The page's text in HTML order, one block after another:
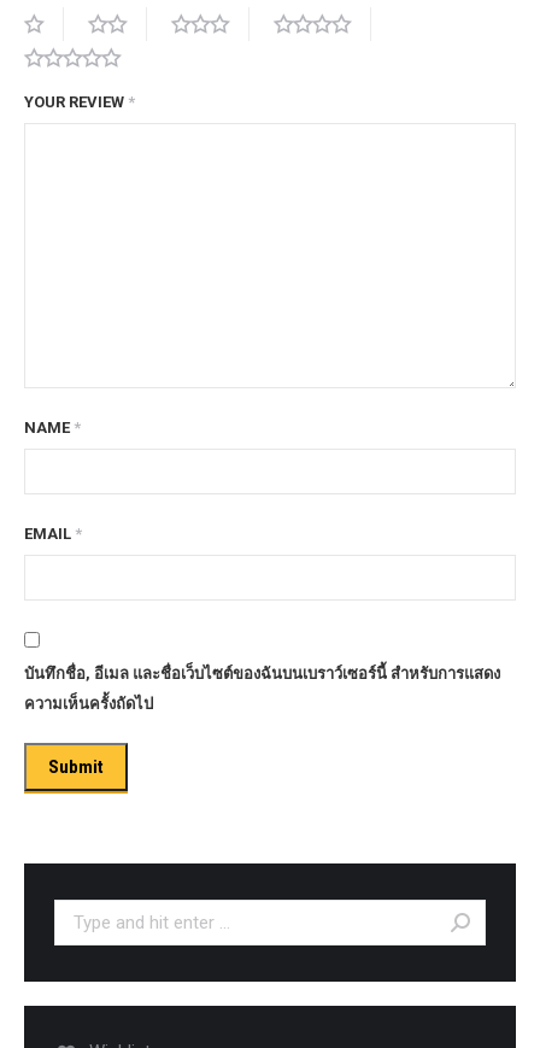
YOUR REVIEW *
NAME *
EMAIL *
บันทึกชื่อ, อีเมล และชื่อเว็บไซต์ของฉันบนเบราว์เซอร์นี้ สำหรับการแสดง
ความเห็นครั้งถัดไป
Search: